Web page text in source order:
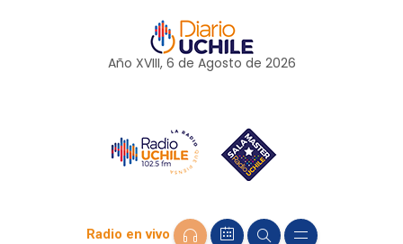
Año XVIII, 6 de Agosto de 2026
Radio en vivo